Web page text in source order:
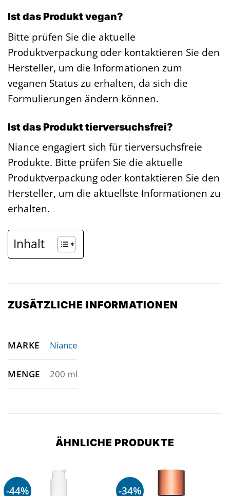
Ist das Produkt vegan?
Bitte prüfen Sie die aktuelle
Produktverpackung oder kontaktieren Sie den
Hersteller, um die Informationen zum
veganen Status zu erhalten, da sich die
Formulierungen ändern können.
Ist das Produkt tierversuchsfrei?
Niance engagiert sich für tierversuchsfreie
Produkte. Bitte prüfen Sie die aktuelle
Produktverpackung oder kontaktieren Sie den
Hersteller, um die aktuellste Informationen zu
erhalten.
Inhalt
ZUSÄTZLICHE INFORMATIONEN
MARKE Niance
MENGE 200 ml
ÄHNLICHE PRODUKTE
-44% -34%